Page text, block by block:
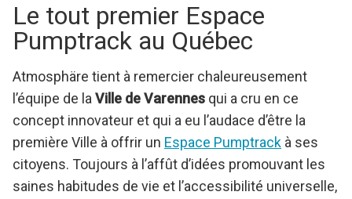
Le tout premier Espace
Pumptrack au Québec
Atmosphäre tient à remercier chaleureusement
l’équipe de la Ville de Varennes qui a cru en ce
concept innovateur et qui a eu l’audace d’être la
première Ville à offrir un Espace Pumptrack à ses
citoyens. Toujours à l’affût d’idées promouvant les
saines habitudes de vie et l’accessibilité universelle,